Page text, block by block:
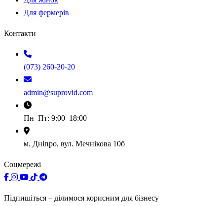
Для фермерів
Контакти
(073) 260-20-20
admin@suprovid.com
Пн–Пт: 9:00–18:00
м. Дніпро, вул. Мечнікова 10б
Соцмережі
Підпишіться – ділимося корисним для бізнесу